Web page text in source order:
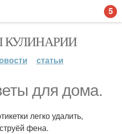
статьи
для дома.
легко удалить,
фена.
5